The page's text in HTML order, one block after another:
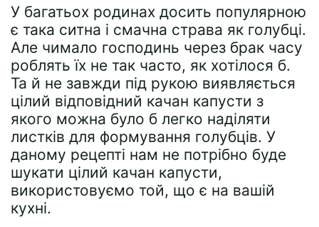
У багатьох родинах досить популярною
є така ситна і смачна страва як голубці.
Але чимало господинь через брак часу
роблять їх не так часто, як хотілося б.
Та й не завжди під рукою виявляється
цілий відповідний качан капусти з
якого можна було б легко наділяти
листків для формування голубців. У
даному рецепті нам не потрібно буде
шукати цілий качан капусти,
використовуємо той, що є на вашій
кухні.